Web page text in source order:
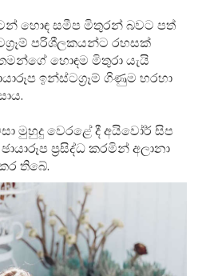
හොඳ සමීප මිතුරන් බවට පත්
පරිශීලකයන්ට රහසක්
හොඳම මිතුරා යැයි
ඉන්ස්ටග්‍රෑම් ගිණුම හරහා
මුහුදු වෙරළේ දී අයිවෝර් සිප
ප්‍රසිද්ධ කරමින් අලානා
තිබේ.